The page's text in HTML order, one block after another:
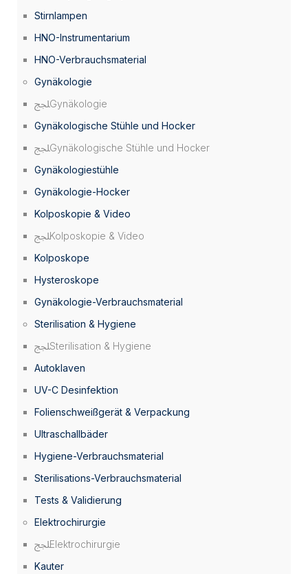
Stirnlampen
HNO-Instrumentarium
HNO-Verbrauchsmaterial
Gynäkologie
Gynäkologie
Gynäkologische Stühle und Hocker
Gynäkologische Stühle und Hocker
Gynäkologiestühle
Gynäkologie-Hocker
Kolposkopie & Video
Kolposkopie & Video
Kolposkope
Hysteroskope
Gynäkologie-Verbrauchsmaterial
Sterilisation & Hygiene
Sterilisation & Hygiene
Autoklaven
UV-C Desinfektion
Folienschweißgerät & Verpackung
Ultraschallbäder
Hygiene-Verbrauchsmaterial
Sterilisations-Verbrauchsmaterial
Tests & Validierung
Elektrochirurgie
Elektrochirurgie
Kauter